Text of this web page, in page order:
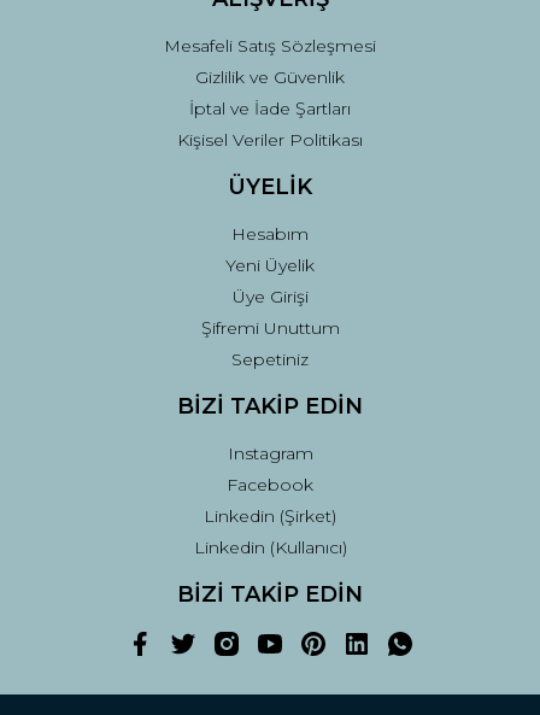
Mesafeli Satış Sözleşmesi
Gizlilik ve Güvenlik
İptal ve İade Şartları
Kişisel Veriler Politikası
ÜYELİK
Hesabım
Yeni Üyelik
Üye Girişi
Şifremi Unuttum
Sepetiniz
BİZİ TAKİP EDİN
Instagram
Facebook
Linkedin (Şirket)
Linkedin (Kullanıcı)
BİZİ TAKİP EDİN